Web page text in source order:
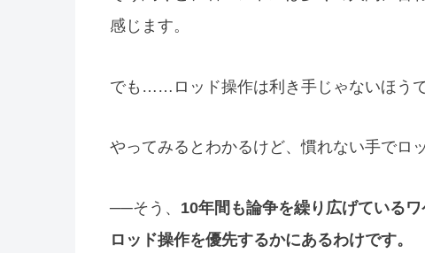
感じます。
でも……ロッド操作は利き手じゃないほう
やってみるとわかるけど、慣れない手でロ
──そう、 10年間も論争を繰り広げている
ロッド操作を優先するかにあるわけです。